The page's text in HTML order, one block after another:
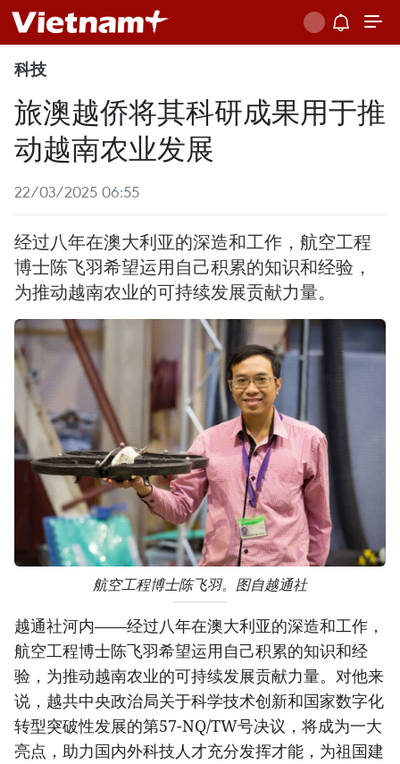
科技
旅澳越侨将其科研成果用于推
动越南农业发展
22/03/2025 06:55
经过八年在澳大利亚的深造和工作，航空工程
博士陈飞羽希望运用自己积累的知识和经验，
为推动越南农业的可持续发展贡献力量。
航空工程博士陈飞羽。图自越通社
越通社河内——经过八年在澳大利亚的深造和工作，
航空工程博士陈飞羽希望运用自己积累的知识和经
验，为推动越南农业的可持续发展贡献力量。对他来
说，越共中央政治局关于科学技术创新和国家数字化
转型突破性发展的第57-NQ/TW号决议，将成为一大
亮点，助力国内外科技人才充分发挥才能，为祖国建